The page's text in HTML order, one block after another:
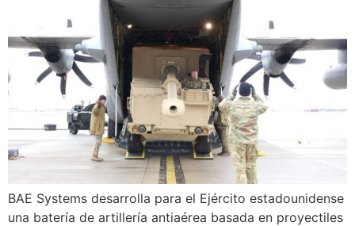
BAE Systems desarrolla para el Ejército estadounidense
una batería de artillería antiaérea basada en proyectiles